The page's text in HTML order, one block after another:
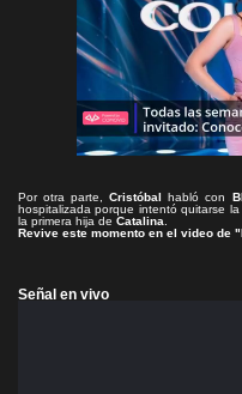
Por otra parte,Cristóbal habló con
hospitalizada porque intentó quitarse
la primera hija de Catalina
Revive este momento en el video de
Señal en vivo